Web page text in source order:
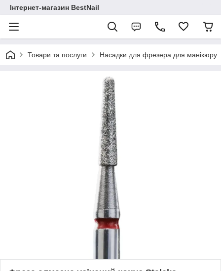
Інтернет-магазин BestNail
Товари та послуги Насадки для фрезера для манікюру